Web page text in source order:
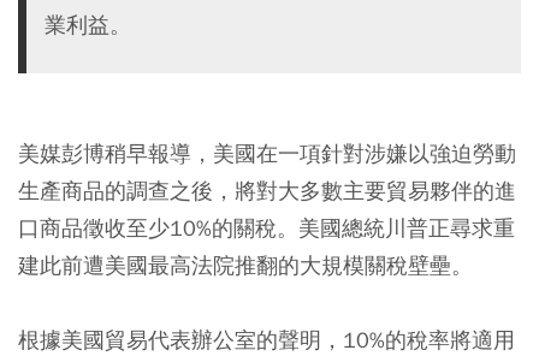
業利益。
美媒彭博稍早報導，美國在一項針對涉嫌以強迫勞動
生產商品的調查之後，將對大多數主要貿易夥伴的進
口商品徵收至少10%的關稅。美國總統川普正尋求重
建此前遭美國最高法院推翻的大規模關稅壁壘。
根據美國貿易代表辦公室的聲明，10%的稅率將適用